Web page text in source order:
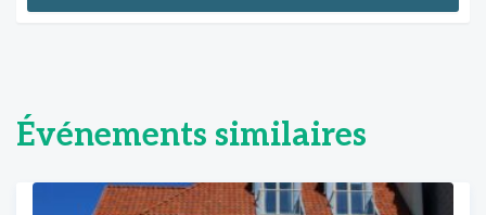
Événements similaires